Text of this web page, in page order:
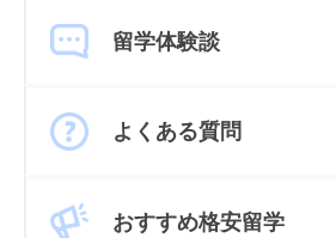
留学体験談
よくある質問
おすすめ格安留学